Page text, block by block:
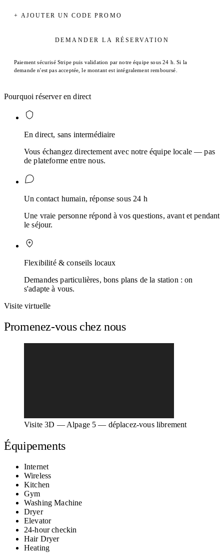
+ AJOUTER UN CODE PROMO
DEMANDER LA RÉSERVATION
Paiement sécurisé Stripe puis validation par notre équipe sous 24 h. Si la
demande n'est pas acceptée, le montant est intégralement remboursé.
Pourquoi réserver en direct
En direct, sans intermédiaire
Vous échangez directement avec notre équipe locale — pas
de plateforme entre nous.
Un contact humain, réponse sous 24 h
Une vraie personne répond à vos questions, avant et pendant
le séjour.
Flexibilité & conseils locaux
Demandes particulières, bons plans de la station : on
s'adapte à vous.
Visite virtuelle
Promenez-vous chez nous
Visite 3D — Alpage 5 — déplacez-vous librement
Équipements
Internet
Wireless
Kitchen
Gym
Washing Machine
Dryer
Elevator
24-hour checkin
Hair Dryer
Heating